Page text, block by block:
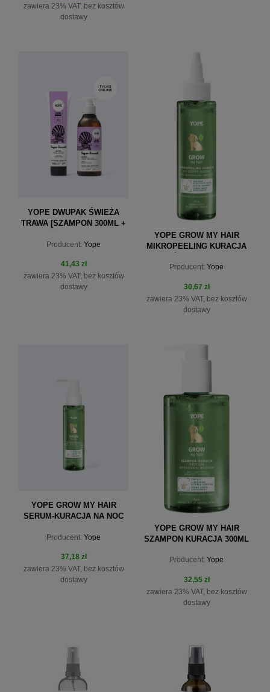
zawiera 23% VAT, bez kosztów
dostawy
YOPE DWUPAK ŚWIEŻA
TRAWA [SZAMPON 300ML +
Producent: Yope
41,43 zł
zawiera 23% VAT, bez kosztów
dostawy
YOPE GROW MY HAIR
MIKROPEELING KURACJA
Producent: Yope
30,67 zł
zawiera 23% VAT, bez kosztów
dostawy
YOPE GROW MY HAIR
SERUM-KURACJA NA NOC
Producent: Yope
37,18 zł
zawiera 23% VAT, bez kosztów
dostawy
YOPE GROW MY HAIR
SZAMPON KURACJA 300ML
Producent: Yope
32,55 zł
zawiera 23% VAT, bez kosztów
dostawy
do koszyka